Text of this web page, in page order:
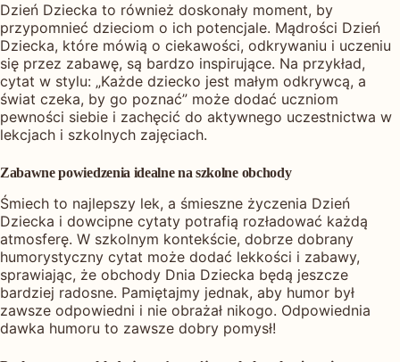
Dzień Dziecka to również doskonały moment, by
przypomnieć dzieciom o ich potencjale. Mądrości Dzień
Dziecka, które mówią o ciekawości, odkrywaniu i uczeniu
się przez zabawę, są bardzo inspirujące. Na przykład,
cytat w stylu: „Każde dziecko jest małym odkrywcą, a
świat czeka, by go poznać” może dodać uczniom
pewności siebie i zachęcić do aktywnego uczestnictwa w
lekcjach i szkolnych zajęciach.
Zabawne powiedzenia idealne na szkolne obchody
Śmiech to najlepszy lek, a śmieszne życzenia Dzień
Dziecka i dowcipne cytaty potrafią rozładować każdą
atmosferę. W szkolnym kontekście, dobrze dobrany
humorystyczny cytat może dodać lekkości i zabawy,
sprawiając, że obchody Dnia Dziecka będą jeszcze
bardziej radosne. Pamiętajmy jednak, aby humor był
zawsze odpowiedni i nie obrażał nikogo. Odpowiednia
dawka humoru to zawsze dobry pomysł!